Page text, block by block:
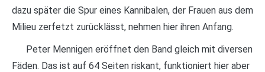
dazu später die Spur eines Kannibalen, der Frauen aus dem
Milieu zerfetzt zurücklässt, nehmen hier ihren Anfang.
Peter Mennigen eröffnet den Band gleich mit diversen
Fäden. Das ist auf 64 Seiten riskant, funktioniert hier aber